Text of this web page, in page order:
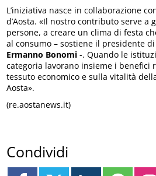
L’iniziativa nasce in collaborazione
d’Aosta. «Il nostro contributo serve a
persone, a creare un clima di festa
al consumo – sostiene il presidente
Ermanno Bonomi-. Quando le
categoria lavorano insieme i benefici
tessuto economico e sulla vitalità
Aosta».
(re.aostanews.it)
Condividi